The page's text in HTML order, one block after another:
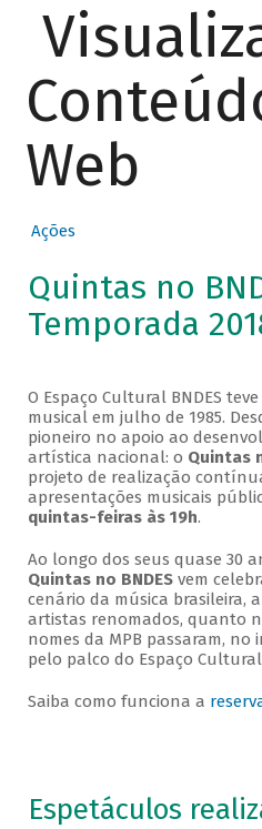
Web
Ações
Quintas no
Temporada
O Espaço Cultural BNDES
musical em julho de 1985.
pioneiro no apoio ao
artística nacional: o Quintas
projeto de realização
apresentações musicais
quintas-feiras às 19h.
Ao longo dos seus quase 30
Quintas no BNDESvem
cenário da música brasileira,
artistas renomados, quanto
nomes da MPB passaram, no
pelo palco do Espaço Cultural
Saiba como funciona a
Espetáculos